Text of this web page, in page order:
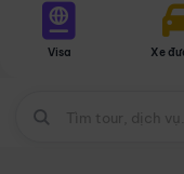
Visa Xe